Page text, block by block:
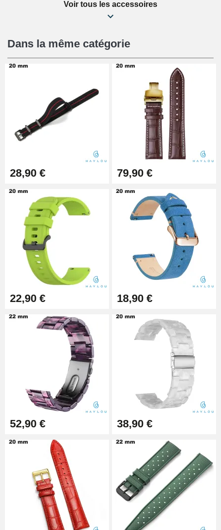
Kit Réparation Montre Débutant
16,90 €
Pied à Coulisse Numérique
9,90 €
Boîte Pompe Bracelet Montre -
Diamètre 1,50 mm - 8 à 25 mm
Boîte Pompe pour Bracelet
Extracteur de Bracelet de
Montre Facile
Voir tous les accessoires
Dans la même catégorie
28,90 € 79,90 €
22,90 € 18,90 €
52,90 € 38,90 €